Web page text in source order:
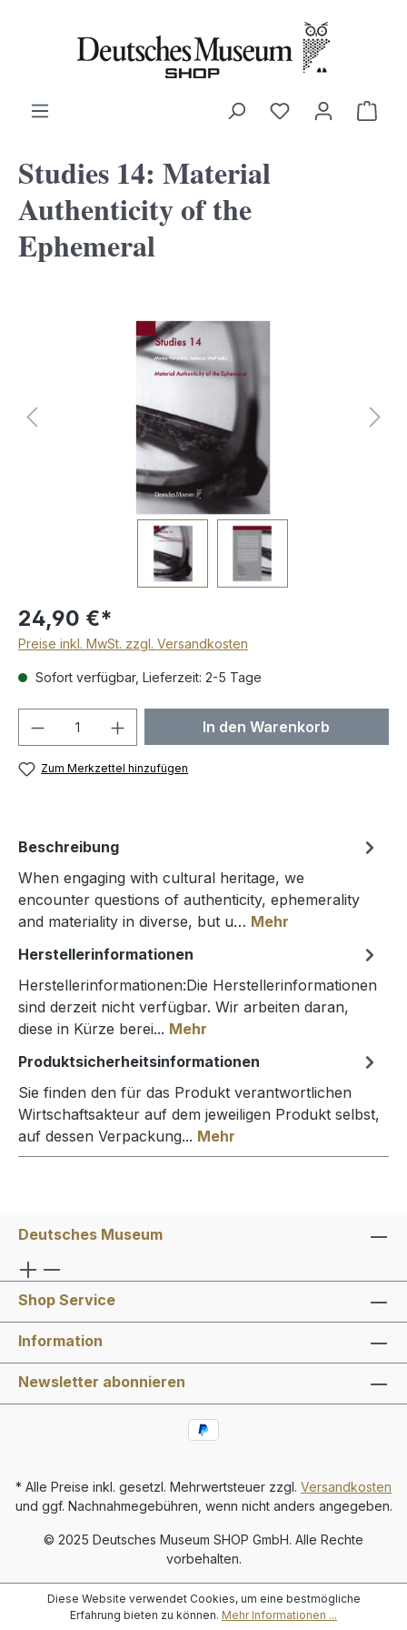
Studies 14: Material
Authenticity of the
Ephemeral
Bildergalerie überspringen
24,90 €*
Preise inkl. MwSt. zzgl. Versandkosten
Sofort verfügbar, Lieferzeit: 2-5 Tage
Produkt Anzahl: Gib denIn den Warenkorb
Zum Merkzettel hinzufügen
Beschreibung
When engaging with cultural heritage, we
encounter questions of authenticity, ephemerality
and materiality in diverse, but u… Mehr
Herstellerinformationen
Herstellerinformationen:Die Herstellerinformationen
sind derzeit nicht verfügbar. Wir arbeiten daran,
diese in Kürze berei... Mehr
Produktsicherheitsinformationen
Sie finden den für das Produkt verantwortlichen
Wirtschaftsakteur auf dem jeweiligen Produkt selbst,
auf dessen Verpackung... Mehr
Deutsches Museum
Shop Service
Information
Newsletter abonnieren
* Alle Preise inkl. gesetzl. Mehrwertsteuer zzgl. Versandkosten
und ggf. Nachnahmegebühren, wenn nicht anders angegeben.
© 2025 Deutsches Museum SHOP GmbH. Alle Rechte
vorbehalten.
Diese Website verwendet Cookies, um eine bestmögliche
Erfahrung bieten zu können. Mehr Informationen ...